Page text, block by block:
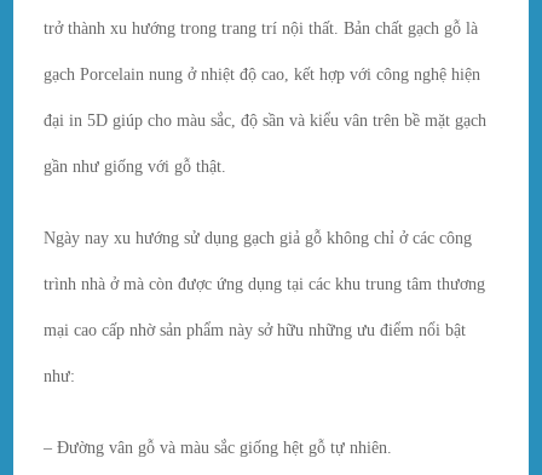
trở thành xu hướng trong trang trí nội thất. Bản chất gạch gỗ là
gạch Porcelain nung ở nhiệt độ cao, kết hợp với công nghệ hiện
đại in 5D giúp cho màu sắc, độ sần và kiểu vân trên bề mặt gạch
gần như giống với gỗ thật.
Ngày nay xu hướng sử dụng gạch giả gỗ không chỉ ở các công
trình nhà ở mà còn được ứng dụng tại các khu trung tâm thương
mại cao cấp nhờ sản phẩm này sở hữu những ưu điểm nổi bật
như:
– Đường vân gỗ và màu sắc giống hệt gỗ tự nhiên.